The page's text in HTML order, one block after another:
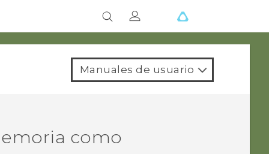
Manuales de usuario
como